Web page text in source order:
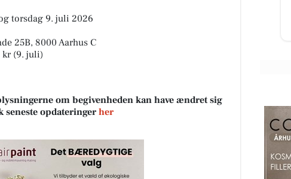
torsdag 9. juli 2026
25B, 8000 Aarhus C
kr (9. juli)
om begivenheden kan have ændret sig
seneste opdateringerher